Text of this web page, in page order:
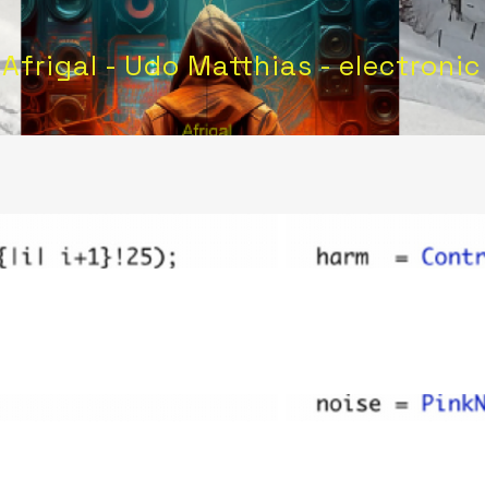
Afrigal - Udo Matthias - electronic